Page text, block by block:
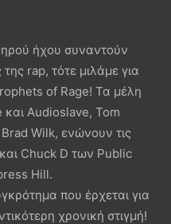
ήχου συναντούν
rap, τότε μιλάμε για
of Rage! Τα μέλη
Audioslave, Tom
Wilk, ενώνουν τις
Chuck D των Public
Hill.
που έρχεται για
χρονική στιγμή!